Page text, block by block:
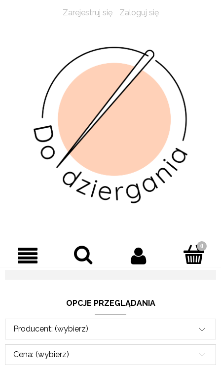
Zarejestruj się Zaloguj się
OPCJE PRZEGLĄDANIA
Producent: (wybierz)
Cena: (wybierz)